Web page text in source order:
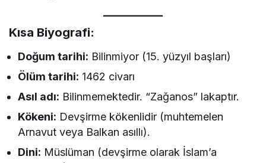
Kısa Biyografi:
Doğum tarihi: Bilinmiyor (15. yüzyıl başları)
Ölüm tarihi: 1462 civarı
Asıl adı: Bilinmemektedir. “Zağanos” lakaptır.
Kökeni: Devşirme kökenlidir (muhtemelen
Arnavut veya Balkan asıllı).
Dini: Müslüman (devşirme olarak İslam’a